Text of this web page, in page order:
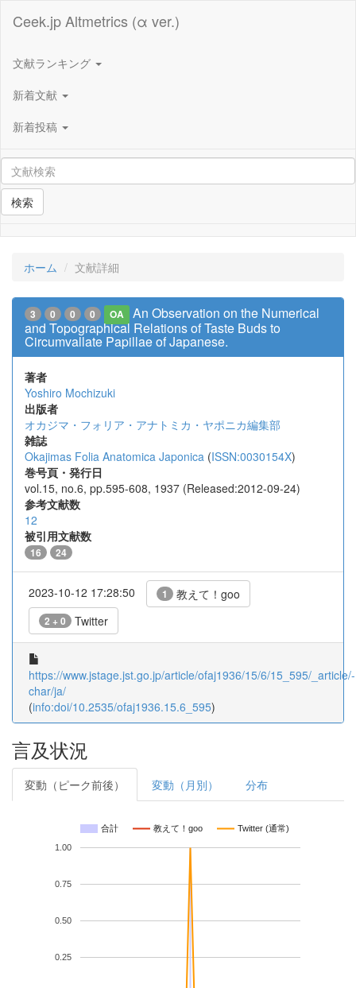
Ceek.jp Altmetrics (α ver.)
文献ランキング
新着文献
新着投稿
検索
ホーム 文献詳細
3 0 0 0 OA
An Observation on the Numerical
and Topographical Relations of Taste Buds to
Circumvallate Papillae of Japanese.
著者
Yoshiro Mochizuki
出版者
オカジマ・フォリア・アナトミカ・ヤポニカ編集部
雑誌
Okajimas Folia Anatomica Japonica (ISSN:0030154X)
巻号頁・発行日
vol.15, no.6, pp.595-608, 1937 (Released:2012-09-24)
参考文献数
12
被引用文献数
16 24
2023-10-12 17:28:50 1 教えて！goo
2 + 0 Twitter
https://www.jstage.jst.go.jp/article/ofaj1936/15/6/15_595/_article/-
char/ja/
(info:doi/10.2535/ofaj1936.15.6_595)
言及状況
変動（ピーク前後） 変動（月別） 分布
合計 教えて！goo Twitter (通常)
0.25
0.50
0.75
1.00